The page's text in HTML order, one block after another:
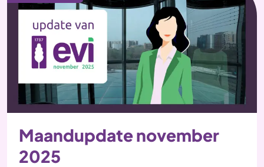
Maandupdate november
2025